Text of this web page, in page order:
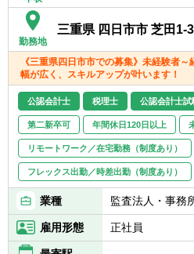
勤務地
三重県 四日市市 芝田1-
《三重県四日市市での募集》未経験者
幅が広く、スキルアップが叶います！
公認会計士 税理士 公認会計士試
第二新卒可 年間休日120日以上
リモートワーク／在宅勤務（制度あり）
フレックス出勤／時差出勤（制度あり）
業種 監査法人・事務
雇用形態 正社員